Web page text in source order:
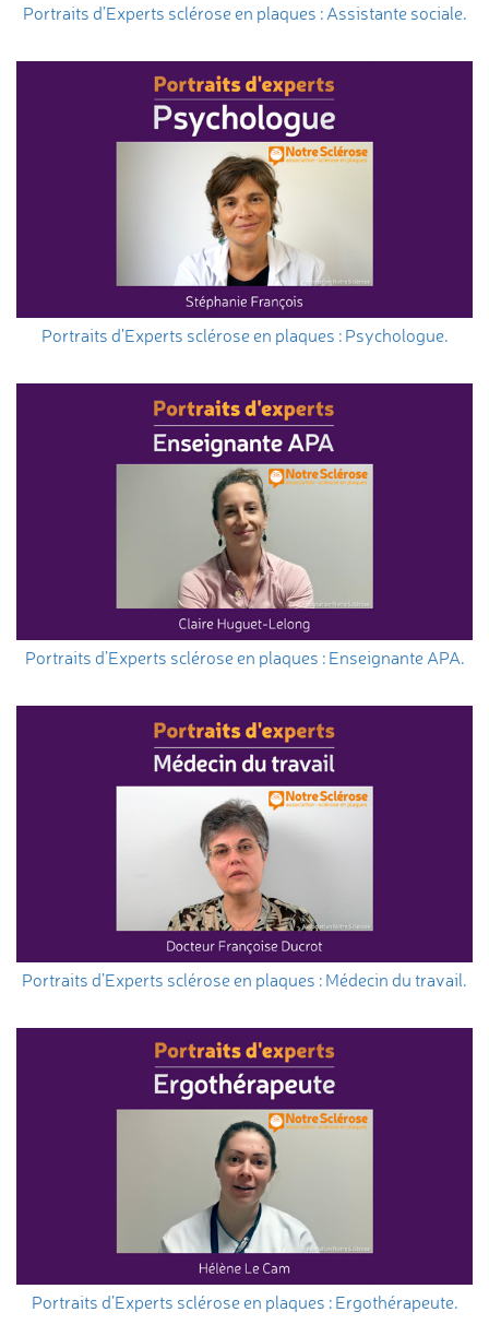
Portraits d’Experts sclérose en plaques : Assistante sociale.
Portraits d'Experts sclérose en plaques : Psychologue.
Portraits d’Experts sclérose en plaques : Enseignante APA.
Portraits d’Experts sclérose en plaques : Médecin du travail.
Portraits d’Experts sclérose en plaques : Ergothérapeute.